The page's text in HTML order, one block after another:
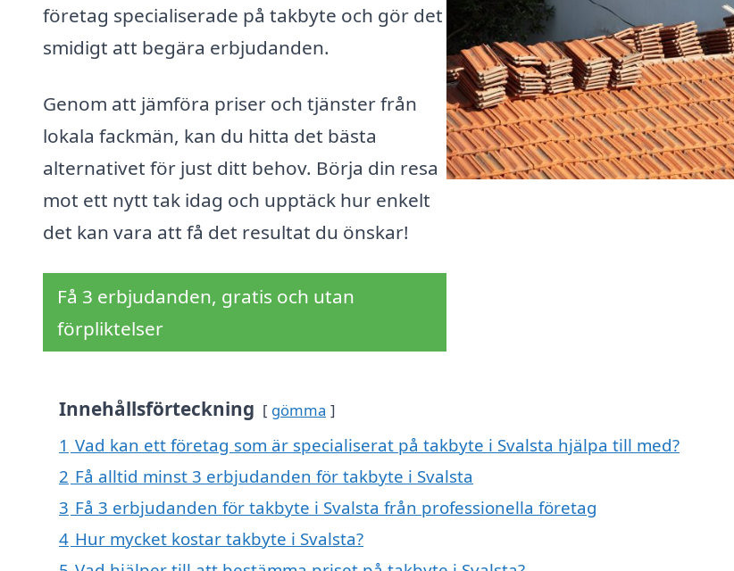
företag specialiserade på takbyte och gör det
smidigt att begära erbjudanden.
Genom att jämföra priser och tjänster från
lokala fackmän, kan du hitta det bästa
alternativet för just ditt behov. Börja din resa
mot ett nytt tak idag och upptäck hur enkelt
det kan vara att få det resultat du önskar!
Få 3 erbjudanden, gratis och utan
förpliktelser
Innehållsförteckning gömma
1 Vad kan ett företag som är specialiserat på takbyte i Svalsta hjälpa till med?
2 Få alltid minst 3 erbjudanden för takbyte i Svalsta
3 Få 3 erbjudanden för takbyte i Svalsta från professionella företag
4 Hur mycket kostar takbyte i Svalsta?